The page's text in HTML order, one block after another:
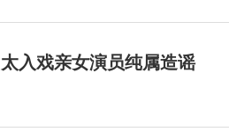
入戏亲女演员纯属造谣